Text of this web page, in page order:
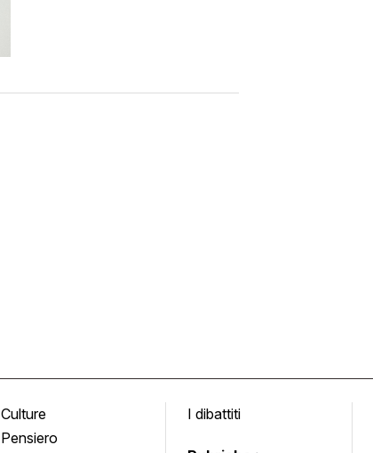
Culture
Pensiero
I dibattiti